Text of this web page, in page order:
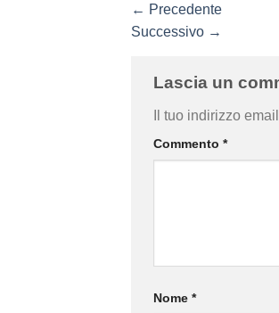
← Precedente
Successivo →
Lascia un
Il tuo indirizzo
Commento *
Nome *